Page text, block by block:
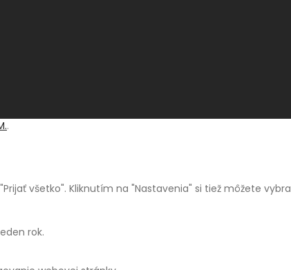
.
všetko". Kliknutím na "Nastavenia" si tiež môžete
rok.